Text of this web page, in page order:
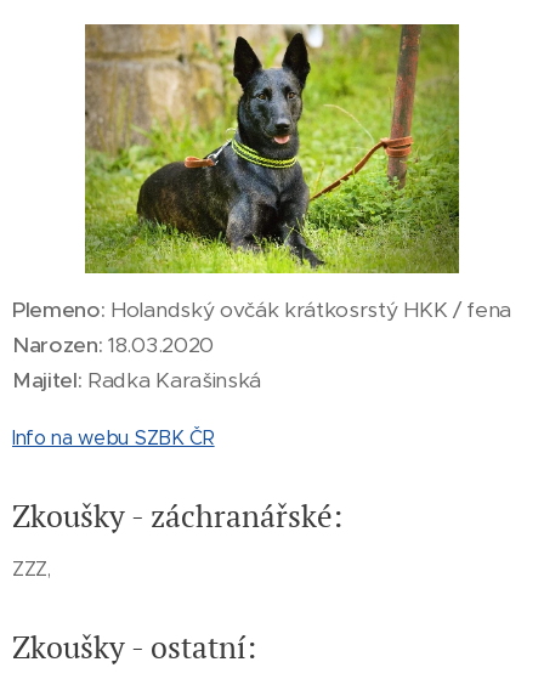
Plemeno: Holandský ovčák krátkosrstý HKK / fena
Narozen:18.03.2020
Majitel: Radka Karašinská
Info na webu SZBK ČR
Zkoušky - záchranářské:
ZZZ,
Zkoušky - ostatní: